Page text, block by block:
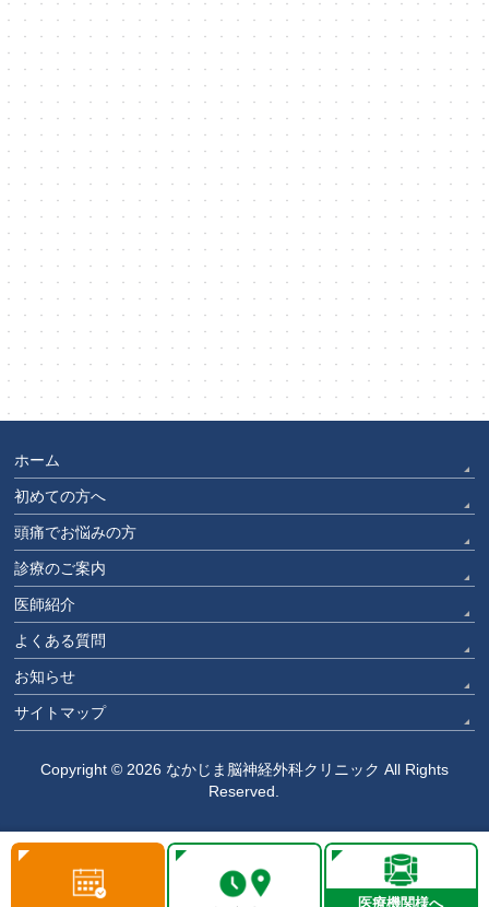
ホーム
初めての方へ
頭痛でお悩みの方
診療のご案内
医師紹介
よくある質問
お知らせ
サイトマップ
Copyright © 2026 なかじま脳神経外科クリニック All Rights
Reserved.
医療機関様へ